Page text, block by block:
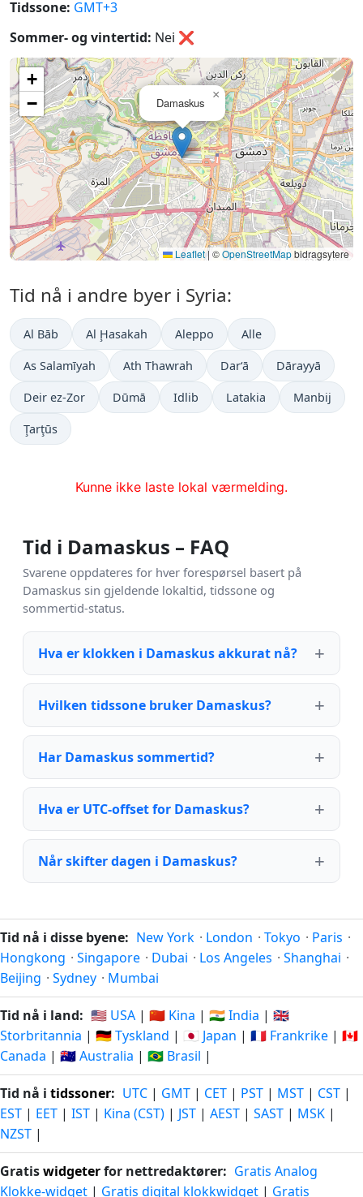
Tidssone: GMT+3
Sommer- og vintertid: Nei ❌
Damaskus
×
+
−
Leaflet | ©OpenStreetMapbidragsytere
Tid nå i andre byer i Syria:
Al Bāb Al Ḩasakah Aleppo Alle
As Salamīyah Ath Thawrah Dar‘ā Dārayyā
Deir ez-Zor Dūmā Idlib Latakia Manbij
Ţarţūs
Kunne ikke laste lokal værmelding.
Tid i Damaskus – FAQ
Svarene oppdateres for hver forespørsel basert på
Damaskus sin gjeldende lokaltid, tidssone og
sommertid-status.
Hva er klokken i Damaskus akkurat nå?
Hvilken tidssone bruker Damaskus?
Har Damaskus sommertid?
Hva er UTC-offset for Damaskus?
Når skifter dagen i Damaskus?
Tid nå i disse byene: New York · London · Tokyo · Paris ·
Hongkong · Singapore · Dubai · Los Angeles · Shanghai ·
Beijing · Sydney · Mumbai
Tid nå i land: 🇺🇸 USA | 🇨🇳 Kina | 🇮🇳 India | 🇬🇧
Storbritannia | 🇩🇪 Tyskland | 🇯🇵 Japan | 🇫🇷 Frankrike | 🇨🇦
Canada | 🇦🇺 Australia | 🇧🇷 Brasil |
Tid nå i tidssoner: UTC | GMT | CET | PST | MST | CST |
EST | EET | IST | Kina (CST) | JST | AEST | SAST | MSK |
NZST |
Gratiswidgeterfor nettredaktører: Gratis Analog
Klokke-widget | Gratis digital klokkwidget | Gratis